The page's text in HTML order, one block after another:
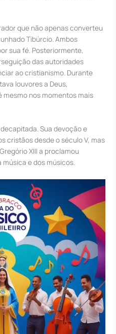
que não apenas converteu
Tibúrcio. Ambos
sua fé. Posteriormente,
das autoridades
ao cristianismo. Durante
louvores a Deus,
nos momentos mais
Sua devoção e
cristãos desde o século V, mas
XIII a proclamou
e dos músicos.